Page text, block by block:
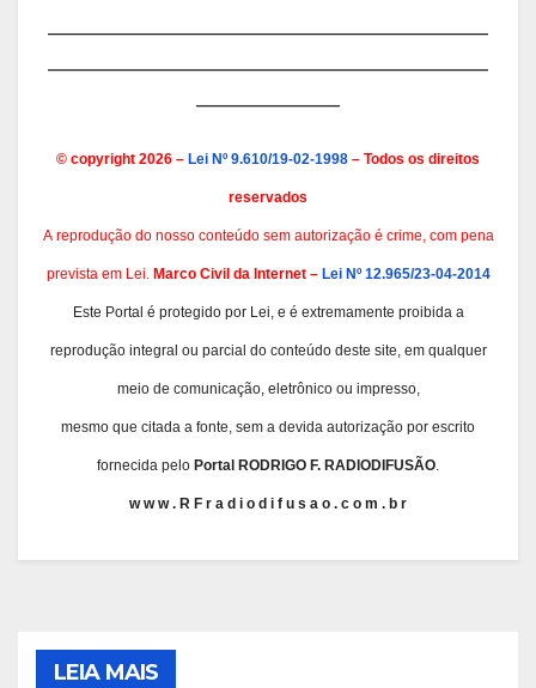
———————————————————————
———————————————————————
———————–
© copyright 2026 – Lei Nº 9.610/19-02-1998 – Todos os direitos
reservados
A reprodução do nosso conteúdo sem autorização é crime, com pena
prevista em Lei. Marco Civil da Internet – Lei Nº 12.965/23-04-2014
Este Portal é protegido por Lei, e é extremamente proibida a
reprodução integral ou parcial do conteúdo deste site, em qualquer
meio de comunicação, eletrônico ou impresso,
mesmo que citada a fonte, sem a devida autorização por escrito
fornecida pelo Portal RODRIGO F. RADIODIFUSÃO
w w w . R F r a d i o d i f u s a o . c o m . b r
LEIA MAIS